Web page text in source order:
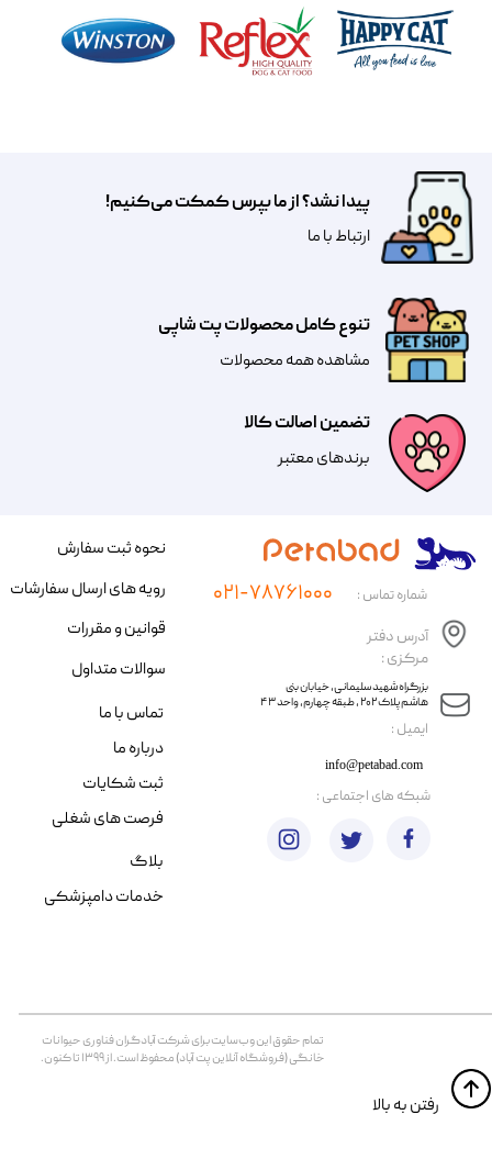
تضمین اصالت کالا
​​برندهای معتبر​​​​​​​
تنوع کامل محصولات پت شاپی
مشاهده همه محصولات
پیدا نشد؟ از ما بپرس کمکت می‌کنیم!
​​​ارتباط با ما
​ایمیل :
آدرس دفتر
مرکزی :
info@petabad.com
​​بزرگراه شهید سلیمانی، خیابان بنی
هاشم پلاک ۲۰۲ ، طبقه چهارم، واحد ۴۳
شماره تماس : ۰۲۱-۷۸۷۶۱۰۰۰
تمام حقوق اين وب‌سايت برای شرکت آبادگران فناوری حیوانات
خانگی (فروشگاه آنلاین پت آباد) محفوظ است. از ۱۳۹۹ تا کنون.
​​رفتن به بالا
نحوه ثبت سفارش
رویه های ارسال سفارشات
قوانین و مقررات
سوالات متداول
تماس با ما
درباره ما
ثبت شکایات
فرصت های شغلی
​شبکه های اجتماعی :
بلاگ
خدمات دامپزشکی